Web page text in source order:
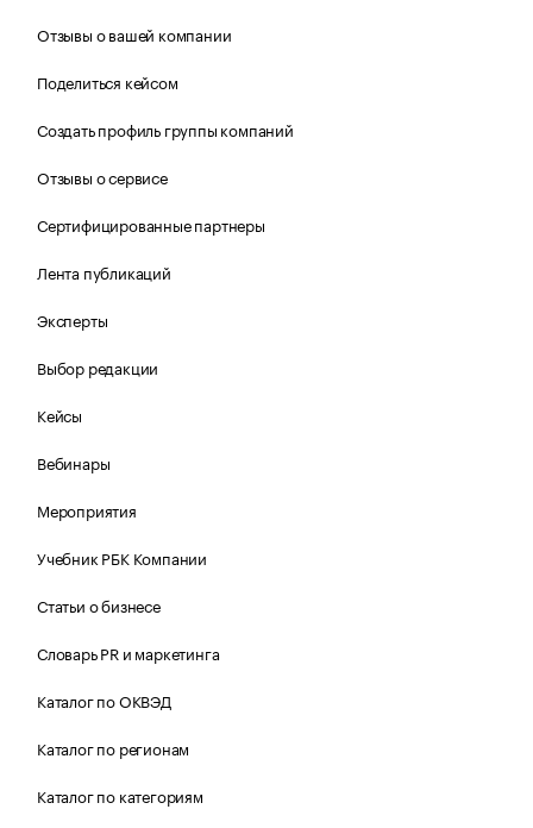
Отзывы о вашей компании
Поделиться кейсом
Создать профиль группы компаний
Отзывы о сервисе
Сертифицированные партнеры
Лента публикаций
Эксперты
Выбор редакции
Кейсы
Вебинары
Мероприятия
Учебник РБК Компании
Статьи о бизнесе
Словарь PR и маркетинга
Каталог по ОКВЭД
Каталог по регионам
Каталог по категориям